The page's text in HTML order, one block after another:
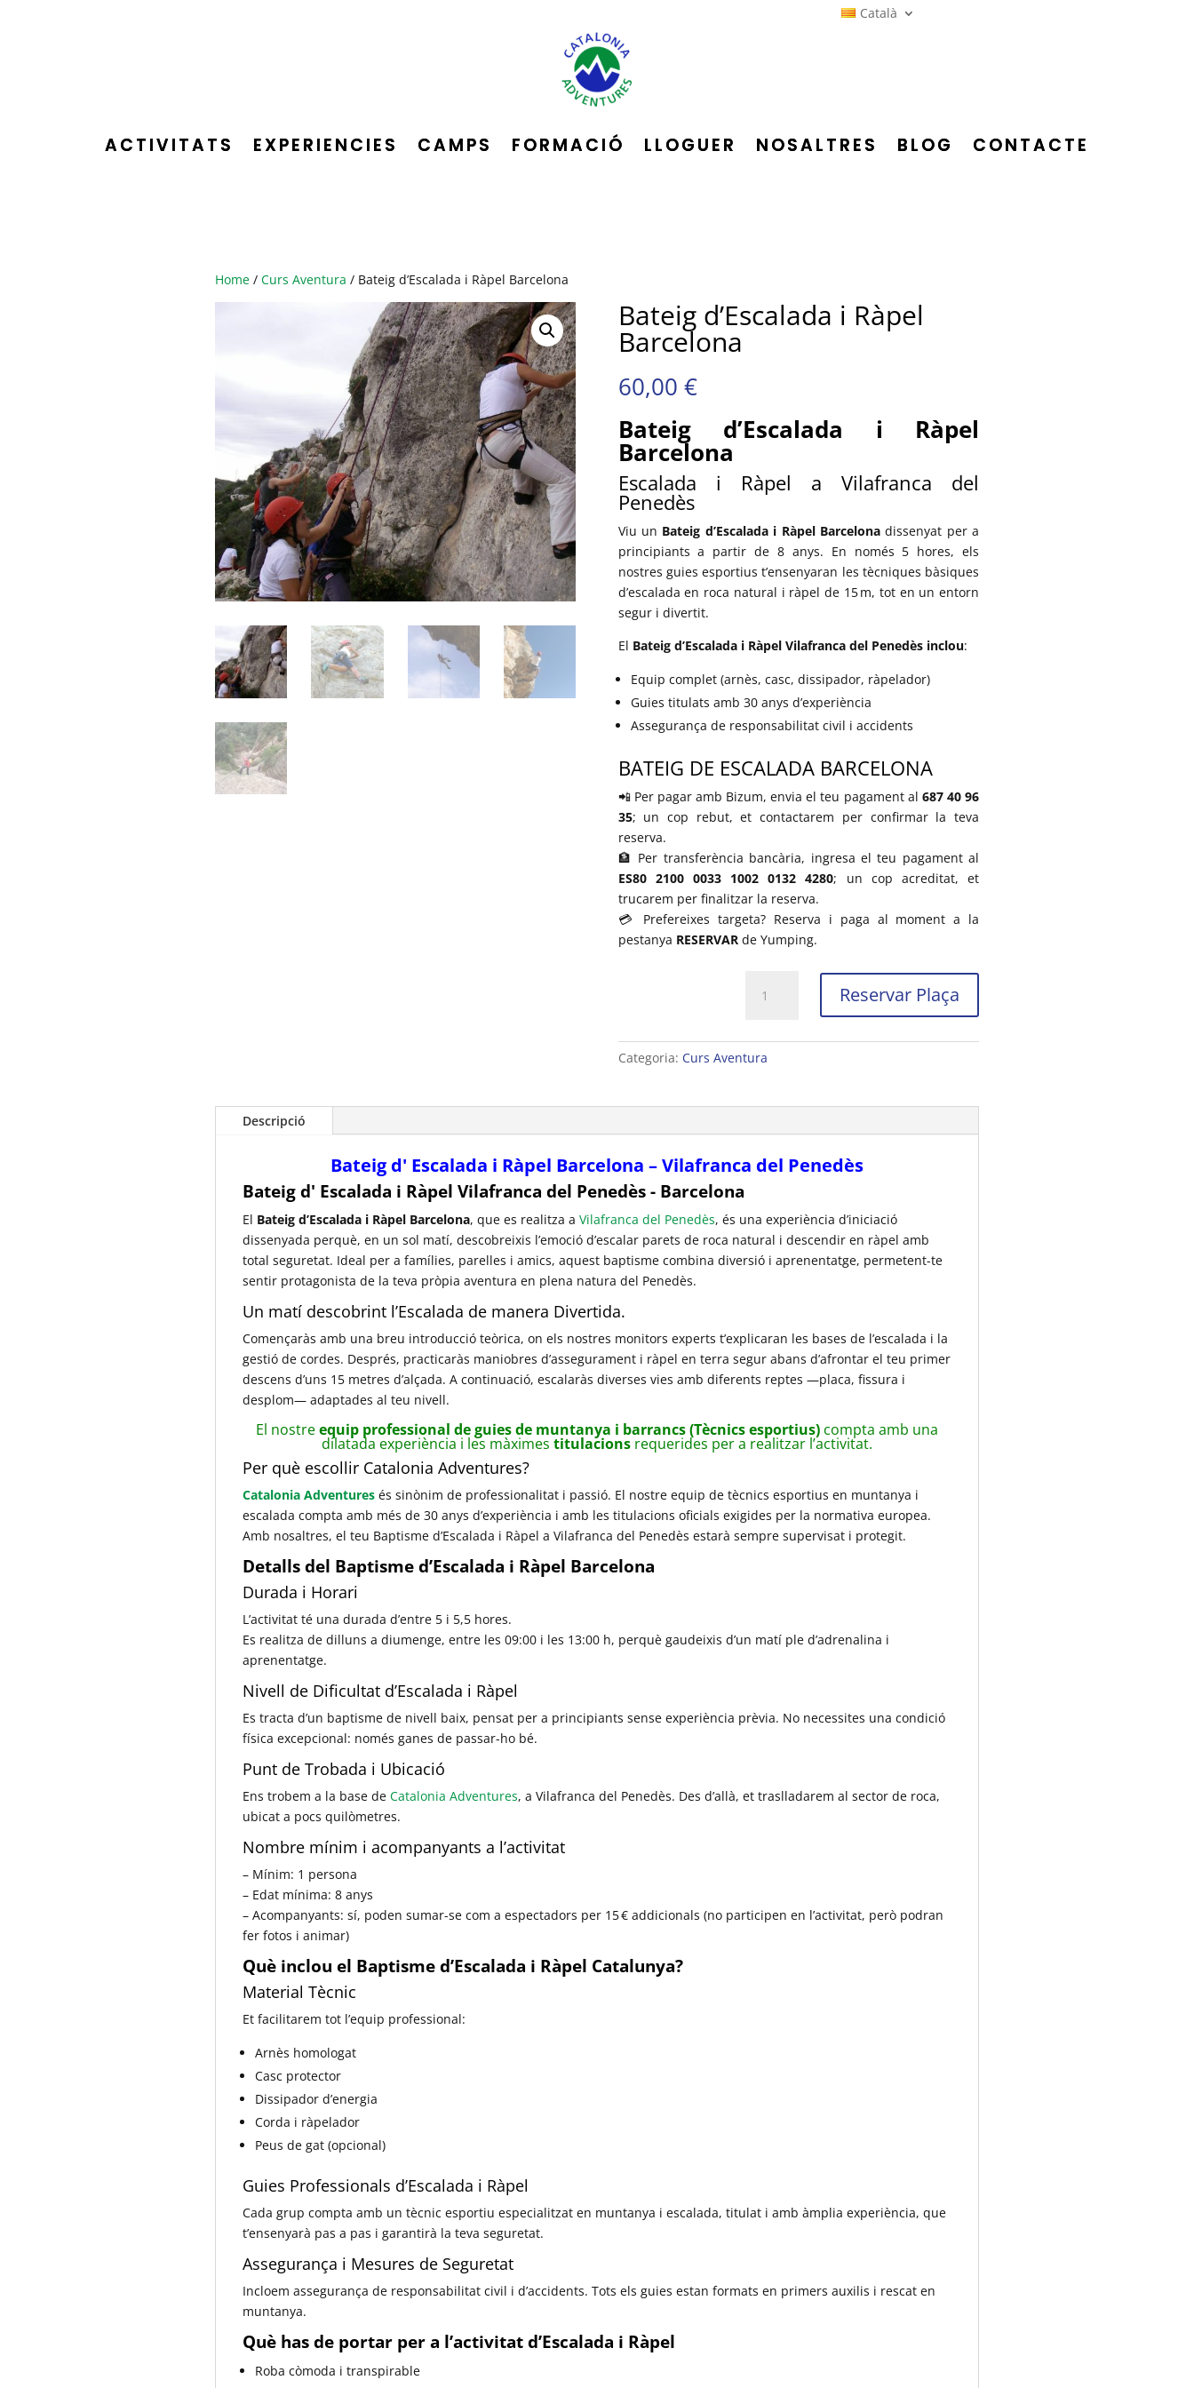
Català
ACTIVITATS EXPERIENCIES CAMPS FORMACIÓ LLOGUER NOSALTRES BLOG CONTACTE
Home/ Curs Aventura / Bateig d’Escalada i Ràpel Barcelona
Bateig d’Escalada i Ràpel
Barcelona
60,00 €
Bateig d’Escalada i Ràpel
Barcelona
Escalada i Ràpel a Vilafranca del
Penedès
Viu un Bateig d’Escalada i Ràpel Barcelonadissenyat per a
principiants a partir de 8 anys. En només 5 hores, els
nostres guies esportius t’ensenyaran les tècniques bàsiques
d’escalada en roca natural i ràpel de 15 m, tot en un entorn
segur i divertit.
El Bateig d’Escalada i Ràpel Vilafranca del Penedès inclou:
Equip complet (arnès, casc, dissipador, ràpelador)
Guies titulats amb 30 anys d’experiència
Assegurança de responsabilitat civil i accidents
BATEIG DE ESCALADA BARCELONA
📲 Per pagar amb Bizum, envia el teu pagament al 687 40 96
35; un cop rebut, et contactarem per confirmar la teva
reserva.
🏦 Per transferència bancària, ingresa el teu pagament al
ES80 2100 0033 1002 0132 4280; un cop acreditat, et
trucarem per finalitzar la reserva.
💳 Prefereixes targeta? Reserva i paga al moment a la
pestanya RESERVARde Yumping.
d'Escalada
i
Barcelona
Reservar Plaça
Categoria: Curs Aventura
Descripció
Bateig d' Escalada i Ràpel Barcelona – Vilafranca del Penedès
Bateig d' Escalada i Ràpel Vilafranca del Penedès - Barcelona
El Bateig d’Escalada i Ràpel Barcelona, que es realitza a Vilafranca del Penedès, és una experiència d’iniciació
dissenyada perquè, en un sol matí, descobreixis l’emoció d’escalar parets de roca natural i descendir en ràpel amb
total seguretat. Ideal per a famílies, parelles i amics, aquest baptisme combina diversió i aprenentatge, permetent-te
sentir protagonista de la teva pròpia aventura en plena natura del Penedès.
Un matí descobrint l’Escalada de manera Divertida.
Començaràs amb una breu introducció teòrica, on els nostres monitors experts t’explicaran les bases de l’escalada i la
gestió de cordes. Després, practicaràs maniobres d’assegurament i ràpel en terra segur abans d’afrontar el teu primer
descens d’uns 15 metres d’alçada. A continuació, escalaràs diverses vies amb diferents reptes —placa, fissura i
desplom— adaptades al teu nivell.
El nostreequip professional de guies de muntanya i barrancs (Tècnics esportius)compta amb una
dilatada experiència i les màximes titulacionsrequerides per a realitzar l’activitat.
Per què escollir Catalonia Adventures?
Catalonia Adventuresés sinònim de professionalitat i passió. El nostre equip de tècnics esportius en muntanya i
escalada compta amb més de 30 anys d’experiència i amb les titulacions oficials exigides per la normativa europea.
Amb nosaltres, el teu Baptisme d’Escalada i Ràpel a Vilafranca del Penedès estarà sempre supervisat i protegit.
Detalls del Baptisme d’Escalada i Ràpel Barcelona
Durada i Horari
L’activitat té una durada d’entre 5 i 5,5 hores.
Es realitza de dilluns a diumenge, entre les 09:00 i les 13:00 h, perquè gaudeixis d’un matí ple d’adrenalina i
aprenentatge.
Nivell de Dificultat d’Escalada i Ràpel
Es tracta d’un baptisme de nivell baix, pensat per a principiants sense experiència prèvia. No necessites una condició
física excepcional: només ganes de passar-ho bé.
Punt de Trobada i Ubicació
Ens trobem a la base de Catalonia Adventures, a Vilafranca del Penedès. Des d’allà, et traslladarem al sector de roca,
ubicat a pocs quilòmetres.
Nombre mínim i acompanyants a l’activitat
– Mínim: 1 persona
– Edat mínima: 8 anys
– Acompanyants: sí, poden sumar-se com a espectadors per 15 € addicionals (no participen en l’activitat, però podran
fer fotos i animar)
Què inclou el Baptisme d’Escalada i Ràpel Catalunya?
Material Tècnic
Et facilitarem tot l’equip professional:
Arnès homologat
Casc protector
Dissipador d’energia
Corda i ràpelador
Peus de gat (opcional)
Guies Professionals d’Escalada i Ràpel
Cada grup compta amb un tècnic esportiu especialitzat en muntanya i escalada, titulat i amb àmplia experiència, que
t’ensenyarà pas a pas i garantirà la teva seguretat.
Assegurança i Mesures de Seguretat
Incloem assegurança de responsabilitat civil i d’accidents. Tots els guies estan formats en primers auxilis i rescat en
muntanya.
Què has de portar per a l’activitat d’Escalada i Ràpel
Roba còmoda i transpirable